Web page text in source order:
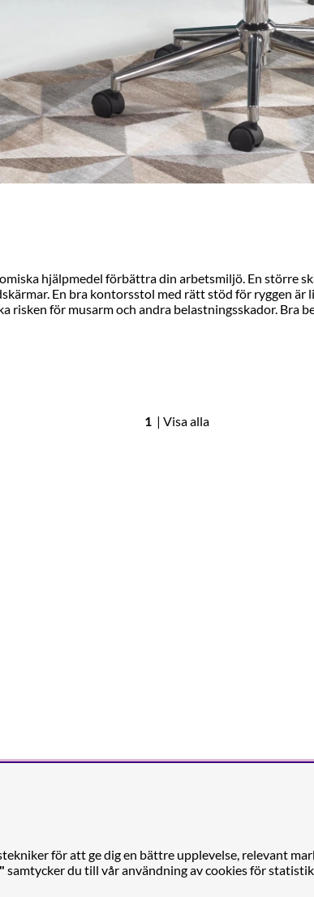
hjälpmedel förbättra din arbetsmiljö. En större
En bra kontorsstol med rätt stöd för ryggen
risken för musarm och andra belastningsskador. Bra
1 | Visa alla
för att ge dig en bättre upplevelse, relevant
samtycker du till vår användning av cookies för